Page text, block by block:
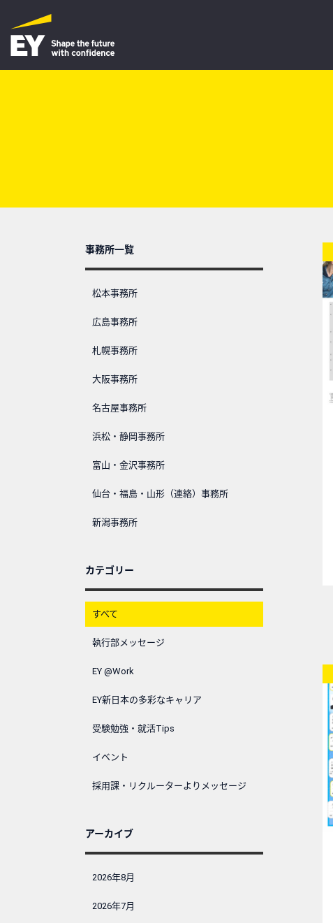
事務所一覧
松本事務所
広島事務所
札幌事務所
大阪事務所
名古屋事務所
浜松・静岡事務所
富山・金沢事務所
仙台・福島・山形（連絡）事務所
新潟事務所
カテゴリー
すべて
執行部メッセージ
EY @Work
EY新日本の多彩なキャリア
受験勉強・就活Tips
イベント
採用課・リクルーターよりメッセージ
アーカイブ
2026年8月
2026年7月